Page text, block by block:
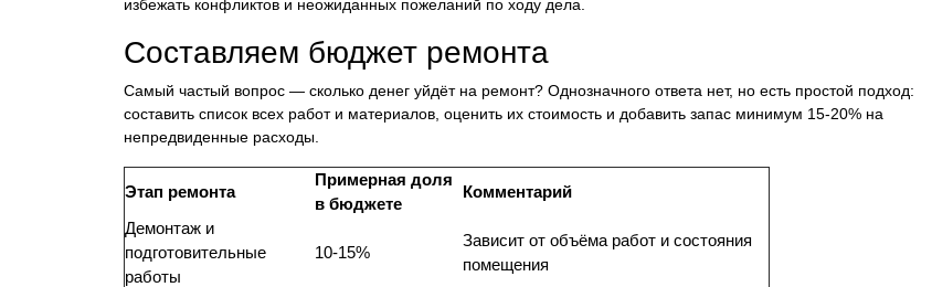
избежать конфликтов и неожиданных пожеланий по ходу дела.
Составляем бюджет ремонта
Самый частый вопрос — сколько денег уйдёт на ремонт? Однозначного ответа нет, но есть простой подход:
составить список всех работ и материалов, оценить их стоимость и добавить запас минимум 15-20% на
непредвиденные расходы.
Этап ремонта
Примерная доля
в бюджете
Комментарий
Демонтаж и
подготовительные
работы
10-15%
Зависит от объёма работ и состояния
помещения